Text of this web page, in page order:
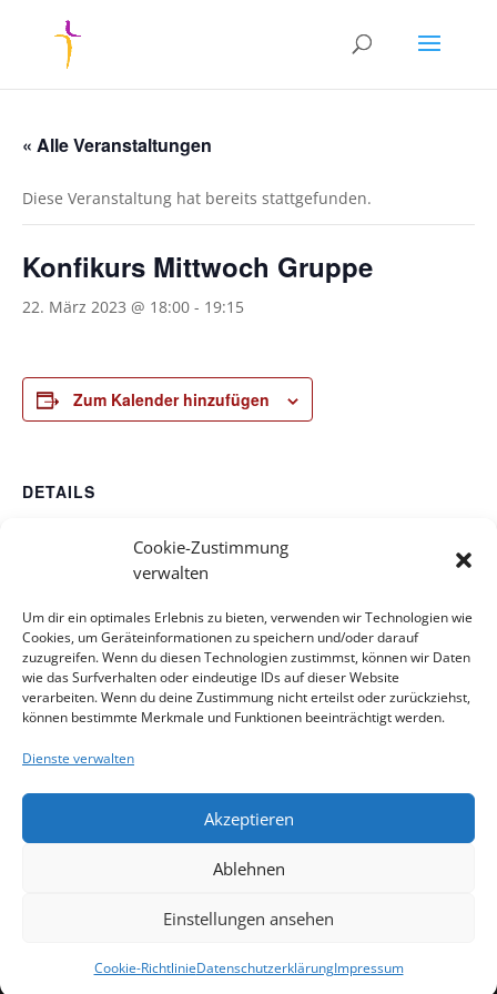
Cookie-Zustimmung
verwalten
Um dir ein optimales Erlebnis zu bieten, verwenden wir Technologien wie
Cookies, um Geräteinformationen zu speichern und/oder darauf
zuzugreifen. Wenn du diesen Technologien zustimmst, können wir Daten
wie das Surfverhalten oder eindeutige IDs auf dieser Website
verarbeiten. Wenn du deine Zustimmung nicht erteilst oder zurückziehst,
können bestimmte Merkmale und Funktionen beeinträchtigt werden.
Dienste verwalten
Akzeptieren
Ablehnen
Einstellungen ansehen
Cookie-RichtlinieDatenschutzerklärungImpressum
« Alle Veranstaltungen
Diese Veranstaltung hat bereits stattgefunden.
Konfikurs Mittwoch Gruppe
22. März 2023 @ 18:00 - 19:15
Zum Kalender hinzufügen
DETAILS
18:00 - 19:15
Veranstaltungskategorie:
Konfikurs
Pfarrerin Ingrid Vogel
Kontakt
Cookie-Richtlinie (EU)
website designed by ing. herwig röthy